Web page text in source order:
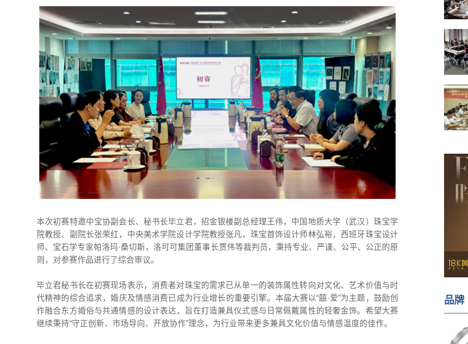
本次初赛特邀中宝协副会长、秘书长毕立君，招金银楼副总经理王伟，中国地质大学（武汉）珠宝学
院教授、副院长张荣红，中央美术学院设计学院教授张凡，珠宝首饰设计师林弘裕，西班牙珠宝设计
师、宝石学专家帕洛玛·桑切斯，洛可可集团董事长贾伟等裁判员，秉持专业、严谨、公平、公正的原
则，对参赛作品进行了综合审议。
毕立君秘书长在初赛现场表示，消费者对珠宝的需求已从单一的装饰属性转向对文化、艺术价值与时
代精神的综合追求，婚庆及情感消费已成为行业增长的重要引擎。本届大赛以“囍·爱”为主题，鼓励创
作融合东方婚俗与共通情感的设计表达，旨在打造兼具仪式感与日常佩戴属性的轻奢金饰。希望大赛
继续秉持“守正创新、市场导向、开放协作”理念，为行业带来更多兼具文化价值与情感温度的佳作。
品牌